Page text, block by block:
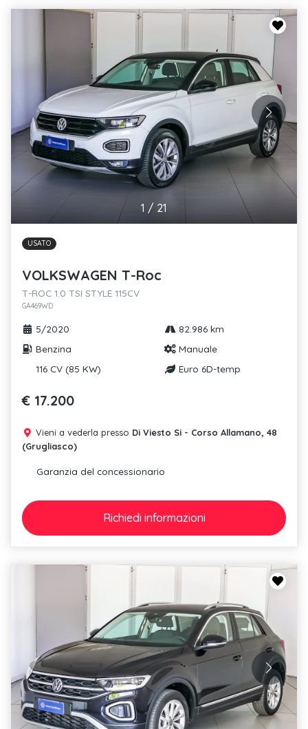
1 / 21
USATO
VOLKSWAGEN T-Roc
T-ROC 1.0 TSI STYLE 115CV
GA469WD
5/2020
82.986 km
Benzina
Manuale
116 CV (85 KW)
Euro 6D-temp
€ 17.200
Vieni a vederla presso Di Viesto Si - Corso Allamano, 48
(Grugliasco)
Garanzia del concessionario
Richiedi informazioni